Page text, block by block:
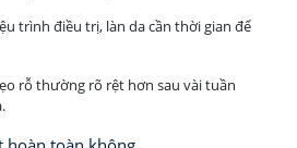
trình điều trị, làn da cần thời gian để
rỗ thường rõ rệt hơn sau vài tuần